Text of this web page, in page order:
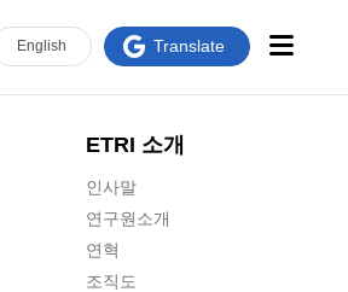
ETRI 소개
인사말
연구원소개
연혁
조직도
English Translate